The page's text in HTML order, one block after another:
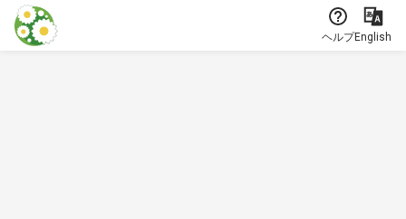
本文に飛ぶ
ヘルプEnglish